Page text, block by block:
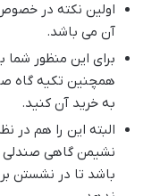
اولین نکته در
آن می باشد.
برای این منظور شما
همچنین تکیه گاه
به خرید آن کنید.
البته این را هم
نشیمن گاهی صندلی
باشد تا در نشستن